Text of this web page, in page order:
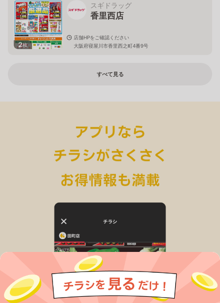
2枚
スギドラッグ
香里西店
店舗HPをご確認ください
大阪府寝屋川市香里西之町4番9号
すべて見る